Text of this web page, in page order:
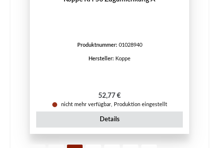
Produktnummer: 01028940
Hersteller: Koppe
Regulärer Preis:
52,77 €
nicht mehr verfügbar, Produktion eingestellt
Details